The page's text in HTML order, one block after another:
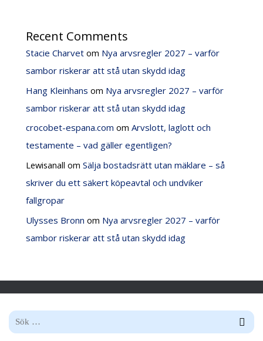
Recent Comments
Stacie Charvetom Nya arvsregler 2027 – varför
sambor riskerar att stå utan skydd idag
Hang Kleinhans om Nya arvsregler 2027 – varför
sambor riskerar att stå utan skydd idag
crocobet-espana.com om Arvslott, laglott och
testamente – vad gäller egentligen?
Lewisanall om Sälja bostadsrätt utan mäklare – så
skriver du ett säkert köpeavtal och undviker
fallgropar
Ulysses Bronn om Nya arvsregler 2027 – varför
sambor riskerar att stå utan skydd idag